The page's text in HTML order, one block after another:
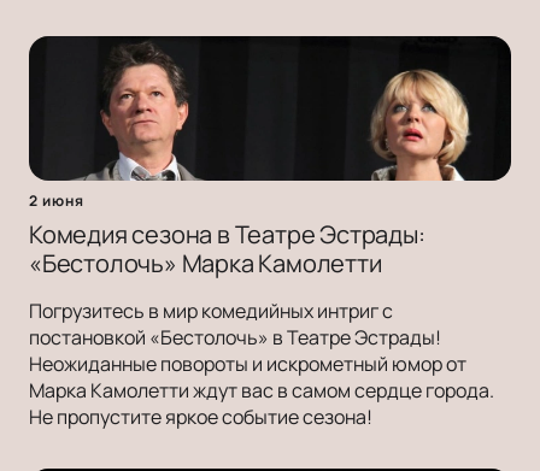
2 июня
Комедия сезона в Театре Эстрады:
«Бестолочь» Марка Камолетти
Погрузитесь в мир комедийных интриг с
постановкой «Бестолочь» в Театре Эстрады!
Неожиданные повороты и искрометный юмор от
Марка Камолетти ждут вас в самом сердце города.
Не пропустите яркое событие сезона!